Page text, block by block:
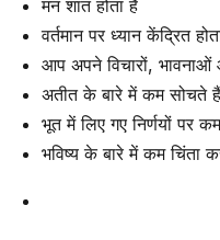
मन शांत होता है
वर्तमान पर ध्यान केंद्रित
आप अपने विचारों,
अतीत के बारे में कम सोचते हैं
भूत में लिए गए निर्णयों पर
भविष्य के बारे में कम चिंता